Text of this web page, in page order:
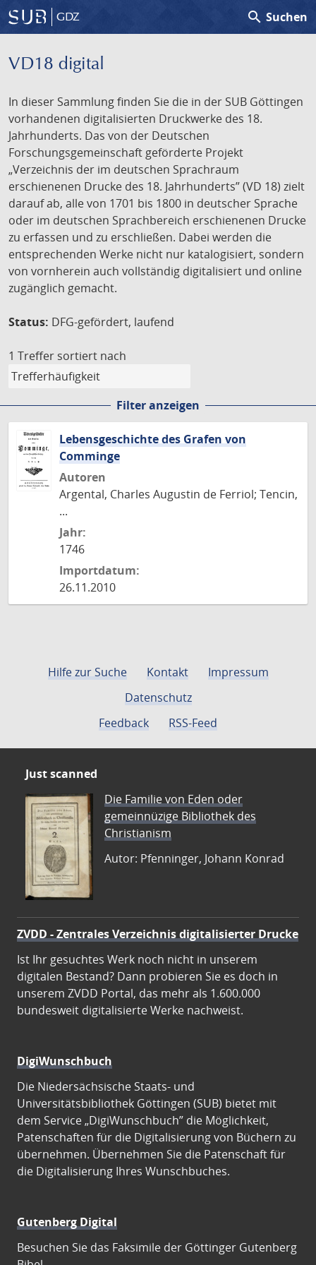
GDZ search Suchen
VD18 digital
In dieser Sammlung finden Sie die in der SUB Göttingen
vorhandenen digitalisierten Druckwerke des 18.
Jahrhunderts. Das von der Deutschen
Forschungsgemeinschaft geförderte Projekt
„Verzeichnis der im deutschen Sprachraum
erschienenen Drucke des 18. Jahrhunderts” (VD 18) zielt
darauf ab, alle von 1701 bis 1800 in deutscher Sprache
oder im deutschen Sprachbereich erschienenen Drucke
zu erfassen und zu erschließen. Dabei werden die
entsprechenden Werke nicht nur katalogisiert, sondern
von vornherein auch vollständig digitalisiert und online
zugänglich gemacht.
Status: DFG-gefördert, laufend
1 Treffer sortiert nach
Filter anzeigen
Lebensgeschichte des Grafen von
Comminge
Autoren
Argental, Charles Augustin de Ferriol; Tencin,
...
Jahr:
1746
Importdatum:
26.11.2010
Hilfe zur Suche Kontakt
Impressum
Datenschutz
Feedback
RSS-Feed
Just scanned
Die Familie von Eden oder
gemeinnüzige Bibliothek des
Christianism
Autor: Pfenninger, Johann Konrad
ZVDD - Zentrales Verzeichnis digitalisierter Drucke
Ist Ihr gesuchtes Werk noch nicht in unserem
digitalen Bestand? Dann probieren Sie es doch in
unserem ZVDD Portal, das mehr als 1.600.000
bundesweit digitalisierte Werke nachweist.
DigiWunschbuch
Die Niedersächsische Staats- und
Universitätsbibliothek Göttingen (SUB) bietet mit
dem Service „DigiWunschbuch” die Möglichkeit,
Patenschaften für die Digitalisierung von Büchern zu
übernehmen. Übernehmen Sie die Patenschaft für
die Digitalisierung Ihres Wunschbuches.
Gutenberg Digital
Besuchen Sie das Faksimile der Göttinger Gutenberg